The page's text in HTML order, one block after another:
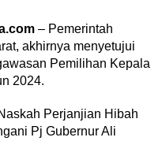
– Pemerintah
akhirnya menyetujui
Pemilihan Kepala
2024.
Perjanjian Hibah
Pj Gubernur Ali